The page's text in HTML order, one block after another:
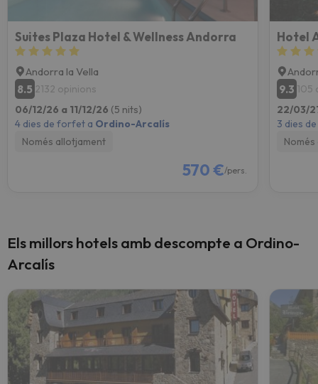
Suites Plaza Hotel & Wellness Andorra
Andorra la Vella
8.5 2132 opinions
06/12/26 a 11/12/26 (5 nits)
4 dies de forfet a Ordino-Arcalís
Només allotjament
570 €/pers.
Hotel
9.3 105
22/03/
3 dies
Els millors hotels amb descompte a Ordino-
Arcalís